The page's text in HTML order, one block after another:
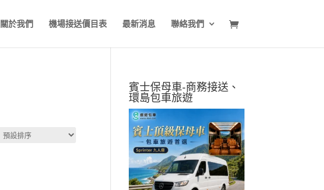
關於我們 機場接送價目表 最新消息 聯絡我們
賓士保母車-商務接送、
環島包車旅遊